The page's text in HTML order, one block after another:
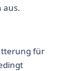
aus.
für